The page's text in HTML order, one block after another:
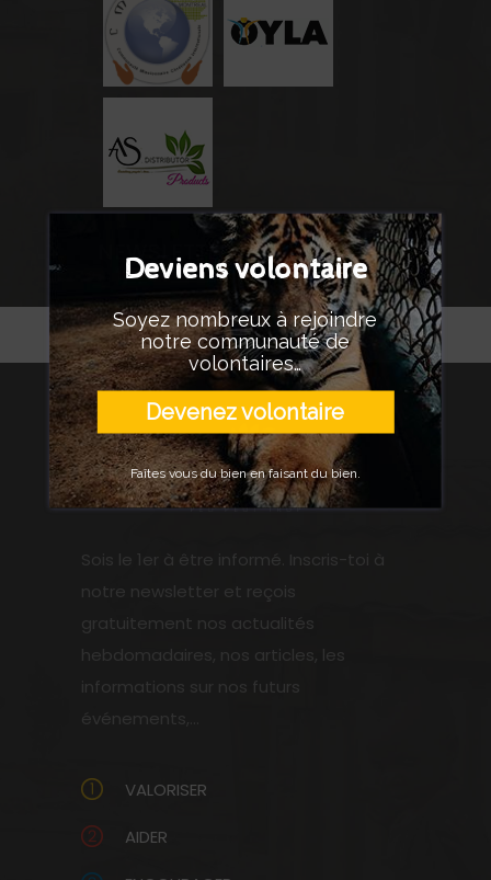
NEWSLETTER
Sois le 1er à être informé. Inscris-toi à
notre newsletter et reçois
gratuitement nos actualités
hebdomadaires, nos articles, les
informations sur nos futurs
événements,...
VALORISER
AIDER
Deviens volontaire
Soyez nombreux à rejoindre
notre communauté de
volontaires…
Devenez volontaire
Faîtes vous du bien en faisant du bien.